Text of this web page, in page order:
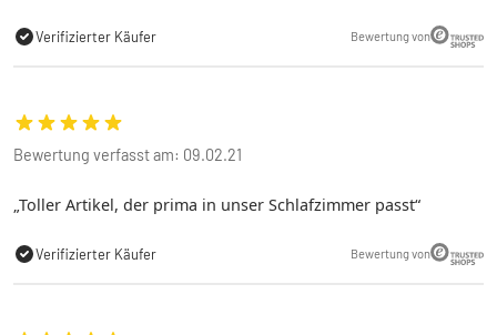
Verifizierter Käufer Bewertung von
Bewertung verfasst am: 09.02.21
Toller Artikel, der prima in unser Schlafzimmer passt
Verifizierter Käufer Bewertung von